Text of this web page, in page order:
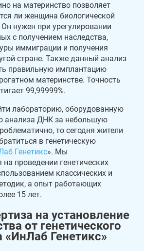
на материнство позволяет
ли женщина биологической
нужен при урегулировании
с получением наследства,
иммиграции и получения
стране. Также данный анализ
правильную имплантацию
материнстве. Точность
99,99999%.
лабораторию, оборудованную
анализа ДНК за небольшую
то сегодня жители
в генетическую
Генетикс». Мы
проведении генетических
классических и
а опыт работающих
15 лет.
на установление
от генетического
«ИнЛаб Генетикс»